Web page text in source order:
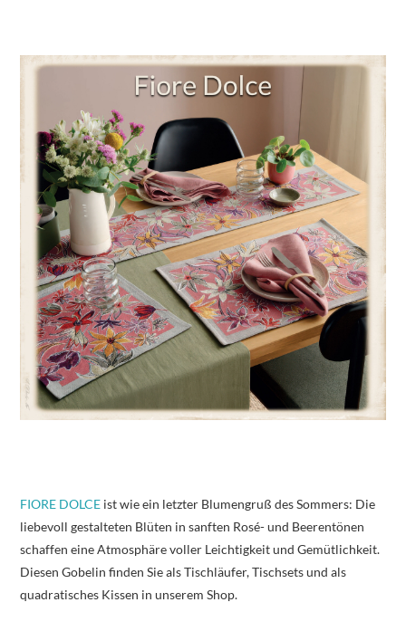
FIORE DOLCE ist wie ein letzter Blumengruß des Sommers: Die
liebevoll gestalteten Blüten in sanften Rosé- und Beerentönen
schaffen eine Atmosphäre voller Leichtigkeit und Gemütlichkeit.
Diesen Gobelin finden Sie als Tischläufer, Tischsets und als
quadratisches Kissen in unserem Shop.